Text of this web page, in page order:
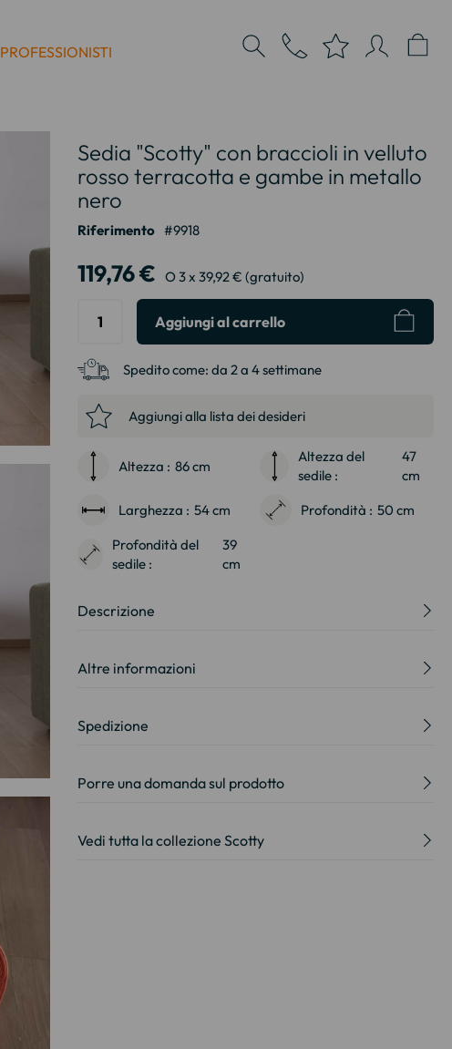
PROFESSIONISTI
Sedia "Scotty" con braccioli in velluto
rosso terracotta e gambe in metallo
nero
Riferimento 9918
119,76 € O 3 x 39,92 € (gratuito)
Aggiungi al carrello
Spedito come: da 2 a 4 settimane
Aggiungi alla lista dei desideri
Altezza : 86 cm
Altezza del
sedile :
47
cm
Larghezza : 54 cm Profondità : 50 cm
Profondità del
sedile :
39
cm
Descrizione
Altre informazioni
Spedizione
Porre una domanda sul prodotto
Vedi tutta la collezione Scotty